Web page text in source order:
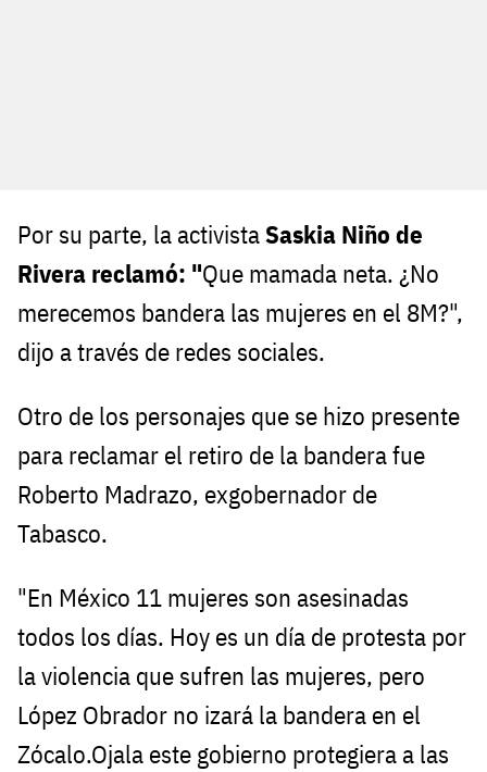
Por su parte, la activistaSaskia Niño de
Rivera reclamó: "Que mamada neta. ¿No
merecemos bandera las mujeres en el 8M?",
dijo a través de redes sociales.
Otro de los personajes que se hizo presente
para reclamar el retiro de la bandera fue
Roberto Madrazo, exgobernador de
Tabasco.
"En México 11 mujeres son asesinadas
todos los días. Hoy es un día de protesta por
la violencia que sufren las mujeres, pero
López Obrador no izará la bandera en el
Zócalo.Ojala este gobierno protegiera a las